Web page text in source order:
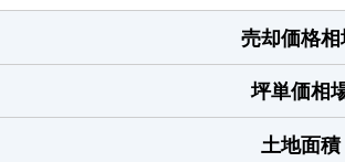
売却価格
坪単価相
土地面積